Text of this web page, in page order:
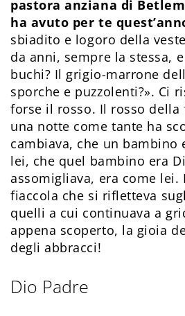
pastora anziana di
ha avuto per te
sbiadito e logoro della
da anni, sempre la stessa,
buchi? Il grigio-marrone
sporche e puzzolenti?». Ci
forse il rosso. Il rosso della
una notte come tante ha
cambiava, che un bambino
lei, che quel bambino era
assomigliava, era come lei.
fiaccola che si rifletteva
quelli a cui continuava a
appena scoperto, la gioia
degli abbracci!
Dio Padre